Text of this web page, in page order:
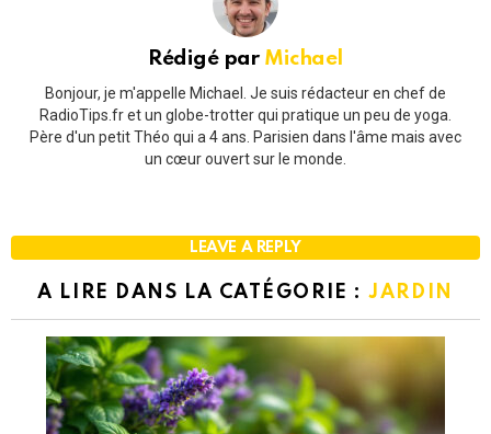
Rédigé par Michael
Bonjour, je m'appelle Michael. Je suis rédacteur en chef de
RadioTips.fr et un globe-trotter qui pratique un peu de yoga.
Père d'un petit Théo qui a 4 ans. Parisien dans l'âme mais avec
un cœur ouvert sur le monde.
LEAVE A REPLY
A LIRE DANS LA CATÉGORIE :JARDIN